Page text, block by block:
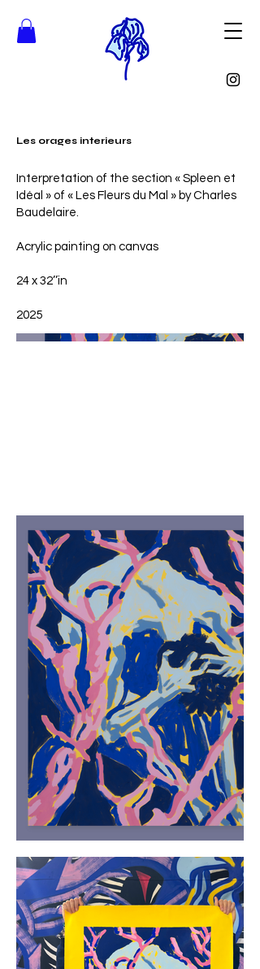
Les orages interieurs
Interpretation of the section « Spleen et
Idéal » of « Les Fleurs du Mal » by Charles
Baudelaire.
Acrylic painting on canvas
24 x 32’’in
2025